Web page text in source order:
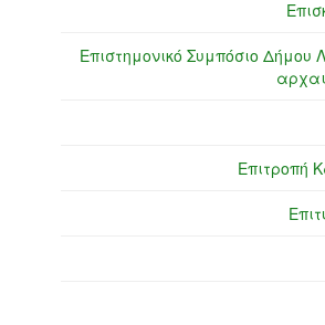
Επιστημονικό Συμπόσιο Δήμου
Επιτροπή